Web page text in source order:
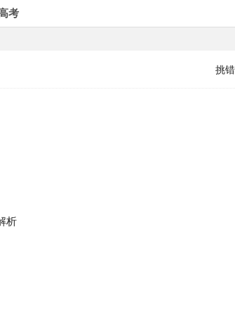
考
挑
析